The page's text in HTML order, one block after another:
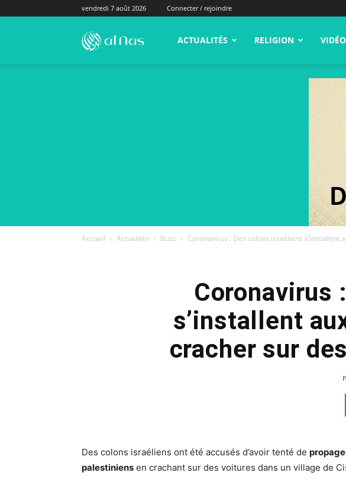
vendredi 7 août 2026 Connecter / rejoindre
alNas.fr ACTUALITÉS RELIGION
Accueil Actualités Buzz Coronavirus : Des colons israéliens s’installent
Coronavirus
s’installent
cracher sur
Des colons israéliens ont été accusés d’avoir tenté de
palestiniens en crachant sur des voitures dans un village de